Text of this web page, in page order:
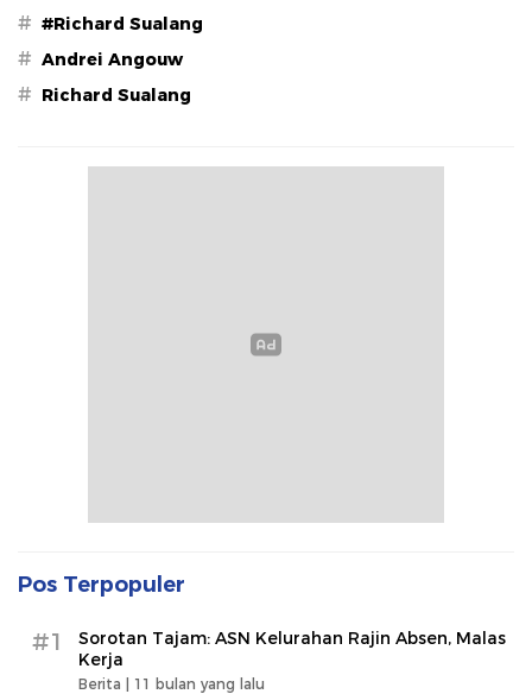
# #Richard Sualang
# Andrei Angouw
# Richard Sualang
Pos Terpopuler
#1
Sorotan Tajam: ASN Kelurahan Rajin Absen, Malas
Kerja
Berita | 11 bulan yang lalu